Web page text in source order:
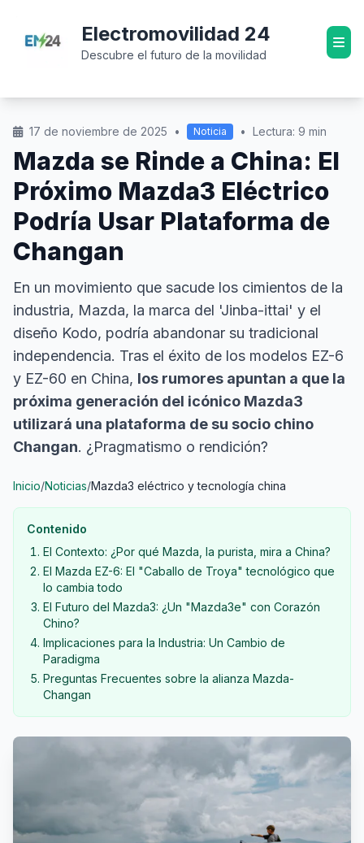
Electromovilidad 24
Descubre el futuro de la movilidad
17 de noviembre de 2025 • Noticia • Lectura: 9 min
Mazda se Rinde a China: El
Próximo Mazda3 Eléctrico
Podría Usar Plataforma de
Changan
En un movimiento que sacude los cimientos de la
industria, Mazda, la marca del 'Jinba-ittai' y el
diseño Kodo, podría abandonar su tradicional
independencia. Tras el éxito de los modelos EZ-6
y EZ-60 en China, los rumores apuntan a que la
próxima generación del icónico Mazda3
utilizará una plataforma de su socio chino
Changan. ¿Pragmatismo o rendición?
Inicio/Noticias/Mazda3 eléctrico y tecnología china
Contenido
El Contexto: ¿Por qué Mazda, la purista, mira a China?
El Mazda EZ-6: El "Caballo de Troya" tecnológico que
lo cambia todo
El Futuro del Mazda3: ¿Un "Mazda3e" con Corazón
Chino?
Implicaciones para la Industria: Un Cambio de
Paradigma
Preguntas Frecuentes sobre la alianza Mazda-
Changan